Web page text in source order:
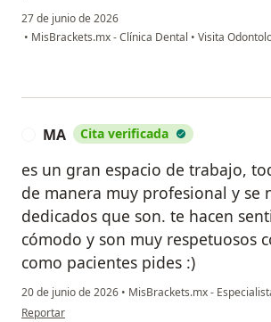
27 de junio de 2026
• MisBrackets.mx - Clínica Dental • Visita
MA Cita verificada
es un gran espacio de trabajo,
de manera muy profesional y se
dedicados que son. te hacen
cómodo y son muy respetuosos
como pacientes pides :)
20 de junio de 2026 • MisBrackets.mx -
en opinión del usuario MA
Reportar